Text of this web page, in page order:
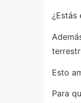
Esto
Para